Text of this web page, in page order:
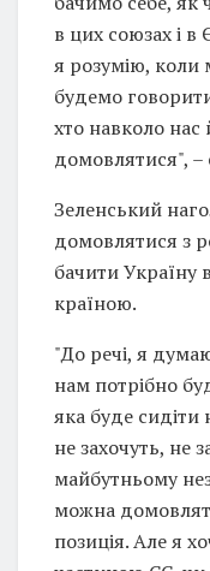
в цих союзах і
я розумію,
будемо
хто навколо
домовлятися", –
Зеленський
домовлятися з
бачити Україну
країною.
"До речі, я
нам потрібно
яка буде
не захочуть, не
майбутньому
можна
позиція. Але я